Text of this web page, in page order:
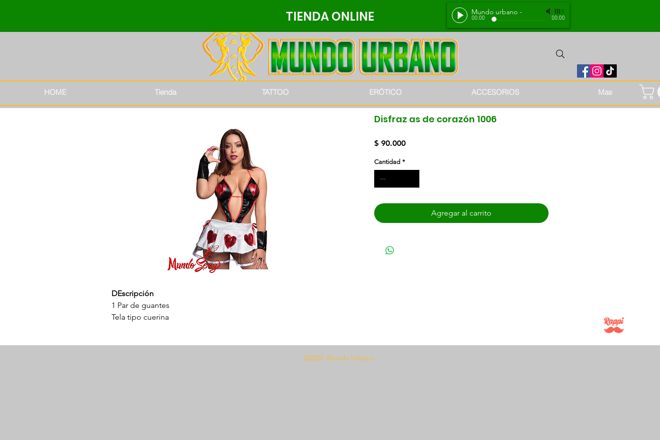
TIENDA ONLINE Mundo urbano -
00:00 00:00
HOME Tienda TATTOO ERÓTICO ACCESORIOS Mas
DEscripción
1 Par de guantes
Tela tipo cuerina
Disfraz as de corazón 1006
$ 90.000Precio
Cantidad *
Agregar al carrito
©2020 Mundo Urbano